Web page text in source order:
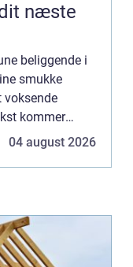
næste
beliggende i
smukke
voksende
kommer
der kan
04 august 2026